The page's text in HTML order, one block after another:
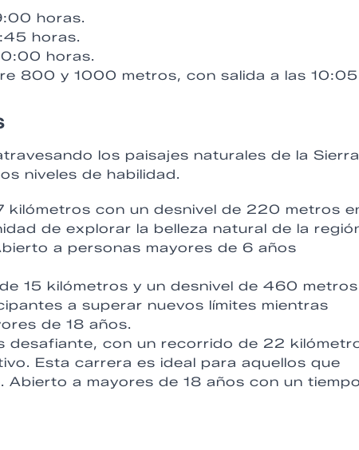
horas.
horas.
horas.
800 y 1000 metros, con salida a las 10:05
los paisajes naturales de la
niveles de habilidad.
kilómetros con un desnivel de 220 metros
de explorar la belleza natural de la
a personas mayores de 6 años
15 kilómetros y un desnivel de 460
a superar nuevos límites mientras
de 18 años.
desafiante, con un recorrido de 22
Esta carrera es ideal para aquellos que
a mayores de 18 años con un